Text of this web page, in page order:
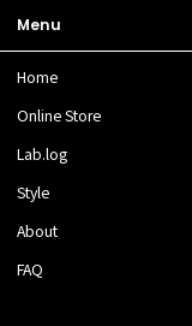
Menu
Home
Online Store
Lab.log
Style
About
FAQ